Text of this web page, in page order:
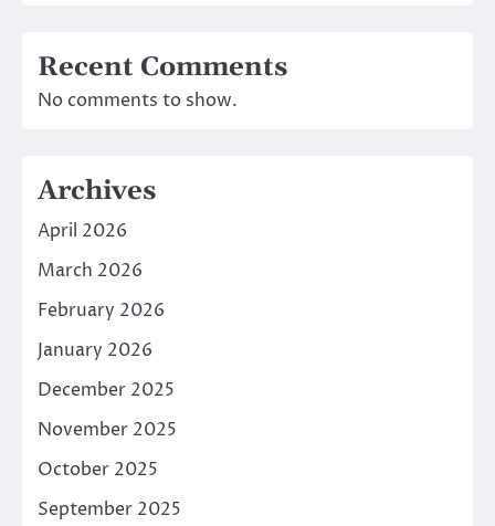
Recent Comments
No comments to show.
Archives
April 2026
March 2026
February 2026
January 2026
December 2025
November 2025
October 2025
September 2025